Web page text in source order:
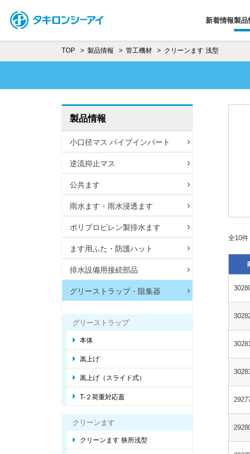
新着情報製品
TOP 製品情報 管工機材 クリーンます 浅型
全10件
製品情報
小口径マス パイプインバート
逆流抑止マス
公共ます
雨水ます・雨水浸透ます
ポリプロピレン製排水ます
ます用ふた・防護ハット
排水設備用接続部品
グリーストラップ・阻集器
グリーストラップ
本体
嵩上げ
嵩上げ（スライド式）
T-２荷重対応蓋
クリーンます
クリーンます 狭所浅型